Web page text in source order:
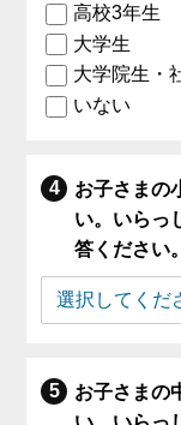
高校3年生
大学生
大学院生・
いない
お子さまの
い。いらっ
答ください。
お子さまの